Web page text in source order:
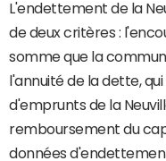
L'endettement de la
de deux critères :
somme que la
l'annuité de la dette,
d'emprunts de la
remboursement du
données